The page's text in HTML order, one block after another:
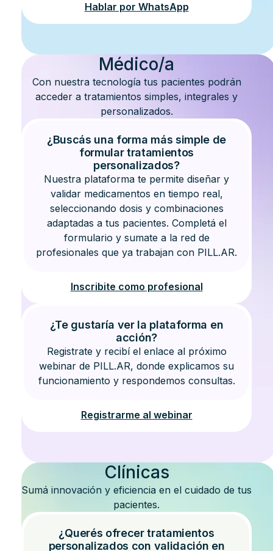
Hablar por WhatsApp
Médico/a
Con nuestra tecnología tus pacientes podrán
acceder a tratamientos simples, integrales y
personalizados.
¿Buscás una forma más simple de
formular tratamientos
personalizados?
Nuestra plataforma te permite diseñar y
validar medicamentos en tiempo real,
seleccionando dosis y combinaciones
adaptadas a tus pacientes. Completá el
formulario y sumate a la red de
profesionales que ya trabajan con PILL.AR.
Inscribite como profesional
¿Te gustaría ver la plataforma en
acción?
Registrate y recibí el enlace al próximo
webinar de PILL.AR, donde explicamos su
funcionamiento y respondemos consultas.
Registrarme al webinar
Clínicas
Sumá innovación y eficiencia en el cuidado de tus
pacientes.
¿Querés ofrecer tratamientos
personalizados con validación en